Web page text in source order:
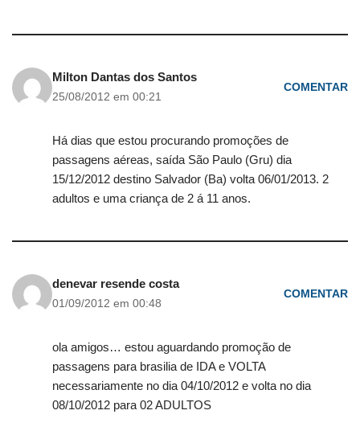
Milton Dantas dos Santos
25/08/2012 em 00:21
COMENTAR
Há dias que estou procurando promoções de
passagens aéreas, saída São Paulo (Gru) dia
15/12/2012 destino Salvador (Ba) volta 06/01/2013. 2
adultos e uma criança de 2 á 11 anos.
denevar resende costa
01/09/2012 em 00:48
COMENTAR
ola amigos… estou aguardando promoção de
passagens para brasilia de IDA e VOLTA
necessariamente no dia 04/10/2012 e volta no dia
08/10/2012 para 02 ADULTOS